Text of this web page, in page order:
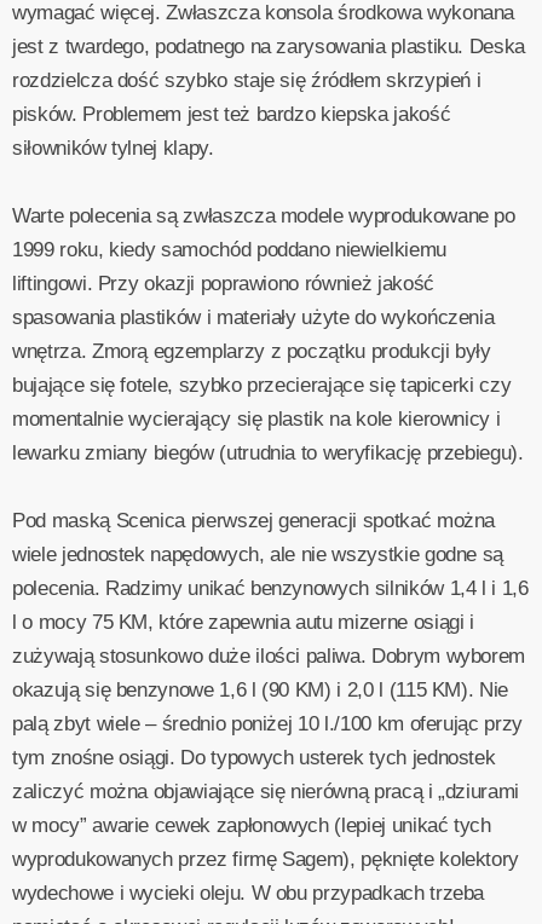
wymagać więcej. Zwłaszcza konsola środkowa wykonana
jest z twardego, podatnego na zarysowania plastiku. Deska
rozdzielcza dość szybko staje się źródłem skrzypień i
pisków. Problemem jest też bardzo kiepska jakość
siłowników tylnej klapy.
Warte polecenia są zwłaszcza modele wyprodukowane po
1999 roku, kiedy samochód poddano niewielkiemu
liftingowi. Przy okazji poprawiono również jakość
spasowania plastików i materiały użyte do wykończenia
wnętrza. Zmorą egzemplarzy z początku produkcji były
bujające się fotele, szybko przecierające się tapicerki czy
momentalnie wycierający się plastik na kole kierownicy i
lewarku zmiany biegów (utrudnia to weryfikację przebiegu).
Pod maską Scenica pierwszej generacji spotkać można
wiele jednostek napędowych, ale nie wszystkie godne są
polecenia. Radzimy unikać benzynowych silników 1,4 l i 1,6
l o mocy 75 KM, które zapewnia autu mizerne osiągi i
zużywają stosunkowo duże ilości paliwa. Dobrym wyborem
okazują się benzynowe 1,6 l (90 KM) i 2,0 l (115 KM). Nie
palą zbyt wiele – średnio poniżej 10 l./100 km oferując przy
tym znośne osiągi. Do typowych usterek tych jednostek
zaliczyć można objawiające się nierówną pracą i „dziurami
w mocy” awarie cewek zapłonowych (lepiej unikać tych
wyprodukowanych przez firmę Sagem), pęknięte kolektory
wydechowe i wycieki oleju. W obu przypadkach trzeba